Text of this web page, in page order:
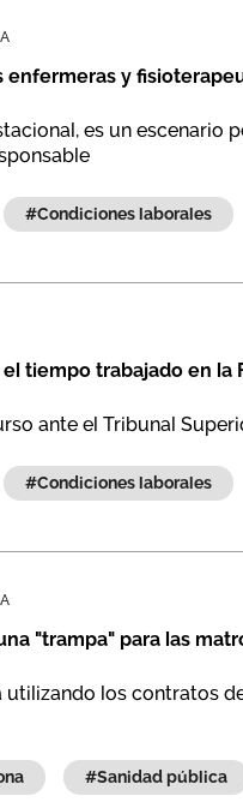
enfermeras y
es un
#condiciones laborales
tiempo trabajado en
ante el Tribunal
#condiciones laborales
"trampa" para las
utilizando los contratos
#sanidad pública